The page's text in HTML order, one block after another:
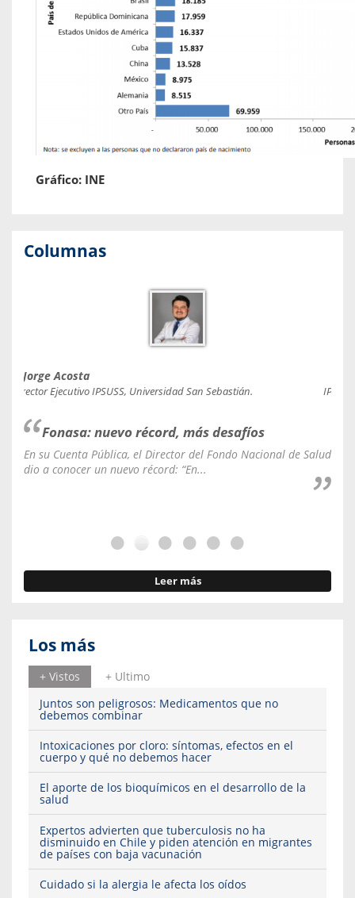
Gráfico: INE
Columnas
Jorge Acosta
Director Ejecutivo IPSUSS, Universidad San Sebastián.
Fonasa: nuevo récord, más desafíos
En su Cuenta Pública, el Director del Fondo Nacional de Salud
dio a conocer un nuevo récord: “En...
Leer más
Los más
+ Vistos
+ Ultimo
Juntos son peligrosos: Medicamentos que no
debemos combinar
Intoxicaciones por cloro: síntomas, efectos en el
cuerpo y qué no debemos hacer
El aporte de los bioquímicos en el desarrollo de la
salud
Expertos advierten que tuberculosis no ha
disminuido en Chile y piden atención en migrantes
de países con baja vacunación
Cuidado si la alergia le afecta los oídos